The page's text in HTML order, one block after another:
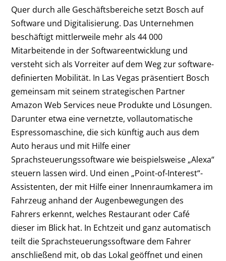
Quer durch alle Geschäftsbereiche setzt Bosch auf
Software und Digitalisierung. Das Unternehmen
beschäftigt mittlerweile mehr als 44 000
Mitarbeitende in der Softwareentwicklung und
versteht sich als Vorreiter auf dem Weg zur software-
definierten Mobilität. In Las Vegas präsentiert Bosch
gemeinsam mit seinem strategischen Partner
Amazon Web Services neue Produkte und Lösungen.
Darunter etwa eine vernetzte, vollautomatische
Espressomaschine, die sich künftig auch aus dem
Auto heraus und mit Hilfe einer
Sprachsteuerungssoftware wie beispielsweise „Alexa“
steuern lassen wird. Und einen „Point-of-Interest“-
Assistenten, der mit Hilfe einer Innenraumkamera im
Fahrzeug anhand der Augenbewegungen des
Fahrers erkennt, welches Restaurant oder Café
dieser im Blick hat. In Echtzeit und ganz automatisch
teilt die Sprachsteuerungssoftware dem Fahrer
anschließend mit, ob das Lokal geöffnet und einen